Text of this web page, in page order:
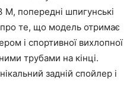
M, попередні шпигунські
про те, що модель отримає
і спортивної вихлопної
трубами на кінці.
задній спойлер і